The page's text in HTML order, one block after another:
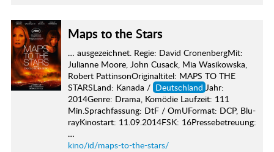
Maps to the Stars
… ausgezeichnet. Regie: David CronenbergMit:
Julianne Moore, John Cusack, Mia Wasikowska,
Robert PattinsonOriginaltitel: MAPS TO THE
STARSLand: Kanada / Deutschland Jahr:
2014Genre: Drama, Komödie Laufzeit: 111
Min.Sprachfassung: DtF / OmUFormat: DCP, Blu-
rayKinostart: 11.09.2014FSK: 16Pressebetreuung:
…
kino/id/maps-to-the-stars/